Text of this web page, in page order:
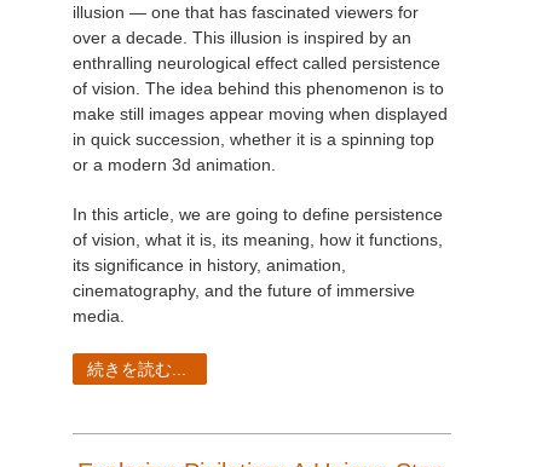
Softimage
illusion — one that has fascinated viewers for
over a decade. This illusion is inspired by an
enthralling neurological effect called persistence
of vision. The idea behind this phenomenon is to
make still images appear moving when displayed
in quick succession, whether it is a spinning top
or a modern 3d animation.
In this article, we are going to define persistence
of vision, what it is, its meaning, how it functions,
its significance in history, animation,
cinematography, and the future of immersive
media.
続きを読む...